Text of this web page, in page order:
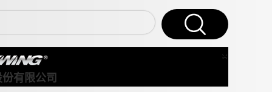
×
有限公司